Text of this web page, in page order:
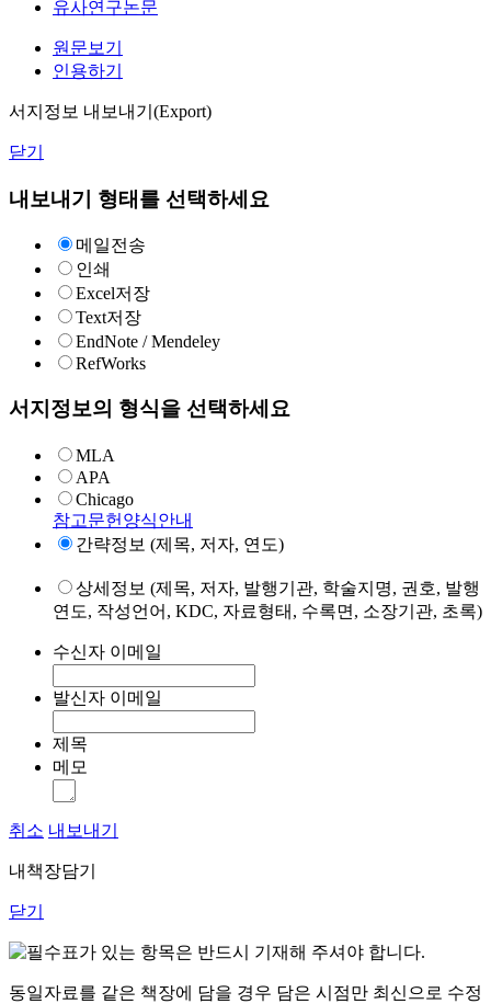
유사연구논문
원문보기
인용하기
서지정보 내보내기(Export)
닫기
내보내기 형태를 선택하세요
메일전송
인쇄
Excel저장
Text저장
EndNote / Mendeley
RefWorks
서지정보의 형식을 선택하세요
MLA
APA
Chicago
참고문헌양식안내
간략정보 (제목, 저자, 연도)
상세정보 (제목, 저자, 발행기관, 학술지명, 권호, 발행
연도, 작성언어, KDC, 자료형태, 수록면, 소장기관, 초록)
수신자 이메일
발신자 이메일
제목
메모
취소 내보내기
내책장담기
닫기
표가 있는 항목은 반드시 기재해 주셔야 합니다.
동일자료를 같은 책장에 담을 경우 담은 시점만 최신으로 수정